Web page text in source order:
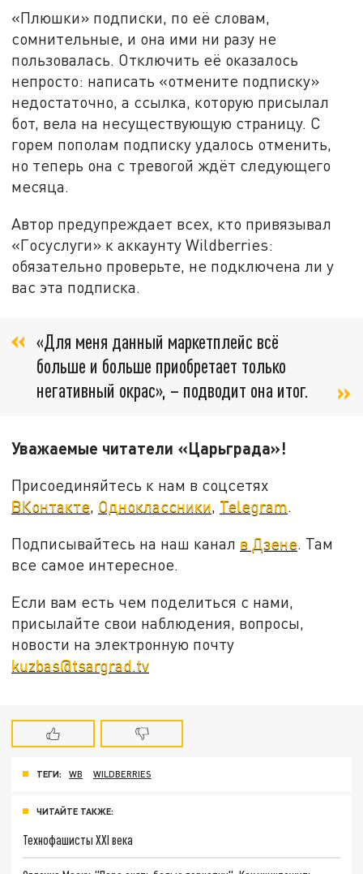
«Плюшки» подписки, по её словам,
сомнительные, и она ими ни разу не
пользовалась. Отключить её оказалось
непросто: написать «отмените подписку»
недостаточно, а ссылка, которую присылал
бот, вела на несуществующую страницу. С
горем пополам подписку удалось отменить,
но теперь она с тревогой ждёт следующего
месяца.
Автор предупреждает всех, кто привязывал
«Госуслуги» к аккаунту Wildberries:
обязательно проверьте, не подключена ли у
вас эта подписка.
«Для меня данный маркетплейс всё
больше и больше приобретает только
негативный окрас», – подводит она итог.
Уважаемые читатели «Царьграда»!
Присоединяйтесь к нам в соцсетях
ВКонтакте, Одноклассники, Telegram.
Подписывайтесь на наш канал в Дзене. Там
все самое интересное.
Если вам есть чем поделиться с нами,
присылайте свои наблюдения, вопросы,
новости на электронную почту
kuzbas@tsargrad.tv
ТЕГИ: WB WILDBERRIES
ЧИТАЙТЕ ТАКЖЕ:
Технофашисты XXI века